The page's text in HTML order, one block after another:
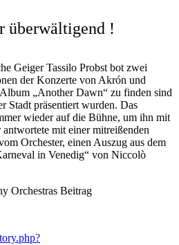
überwältigend !
Geiger Tassilo Probst bot zwei
der Konzerte von Akrón und
„Another Dawn“ zu finden sind
Stadt präsentiert wurden. Das
wieder auf die Bühne, um ihn mit
mit einer mitreißenden
Orchester, einen Auszug aus dem
in Venedig“ von Niccolò
Orchestras Beitrag